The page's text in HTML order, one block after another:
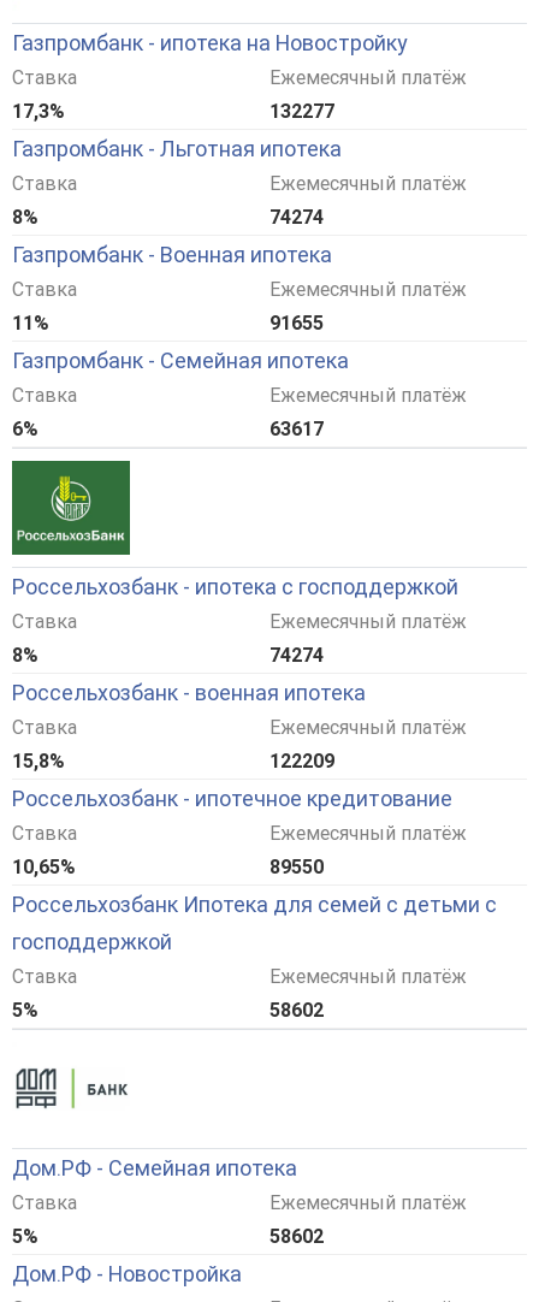
Газпромбанк - ипотека на Новостройку
Ставка
17,3%
Ежемесячный платёж
132277
Газпромбанк - Льготная ипотека
Ставка
8%
Ежемесячный платёж
74274
Газпромбанк - Военная ипотека
Ставка
11%
Ежемесячный платёж
91655
Газпромбанк - Семейная ипотека
Ставка
6%
Ежемесячный платёж
63617
Россельхозбанк - ипотека с господдержкой
Ставка
8%
Ежемесячный платёж
74274
Россельхозбанк - военная ипотека
Ставка
15,8%
Ежемесячный платёж
122209
Россельхозбанк - ипотечное кредитование
Ставка
10,65%
Ежемесячный платёж
89550
Россельхозбанк Ипотека для семей с детьми с
господдержкой
Ставка
5%
Ежемесячный платёж
58602
Дом.РФ - Семейная ипотека
Ставка
5%
Ежемесячный платёж
58602
Дом.РФ - Новостройка